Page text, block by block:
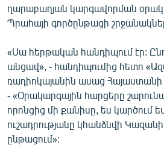
ՏԵՍԱՆՅՈՒԹԵՐ
ԲԱՆԱՎԵՃ
ՁԳՏԵԼՈՎ ԼԱՎԱԳՈՒՅՆԻՆ
ՓՈԴՔԱՍԹ
Հայերեն
English
ղարաբաղյան կարգավորման
Պրահայի գործընթացի
«Սա հերթական հանդիպում էր:
անցավ», - հանդիպումից հետո
ռադիոկայանին ասաց
- «Օրակարգային հարցերը
որոնցից մի քանիսը, ես կարծում
ուշադրությանը կհանձնվի
ընթացում»: